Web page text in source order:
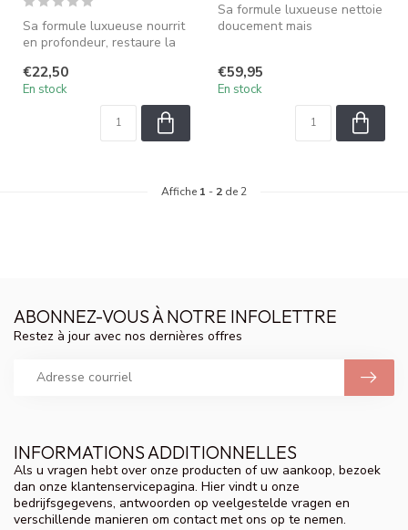
Sa formule luxueuse nourrit
en profondeur, restaure la
€22,50
En stock
Sa formule luxueuse nettoie
doucement mais
€59,95
En stock
Affiche 1 - 2 de 2
INFORMATIONS ADDITIONNELLES
Als u vragen hebt over onze producten of uw aankoop, bezoek
dan onze klantenservicepagina. Hier vindt u onze
bedrijfsgegevens, antwoorden op veelgestelde vragen en
verschillende manieren om contact met ons op te nemen.
ABONNEZ-VOUS À NOTRE INFOLETTRE
Restez à jour avec nos dernières offres